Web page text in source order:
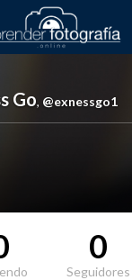
Go, @exnessgo1
0
Seguidores